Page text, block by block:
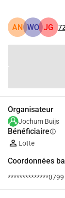
AN WO JG
Organisateur
Jochum Buijs
Bénéficiaireinfo
Lotte
Coordonnées
**************0799